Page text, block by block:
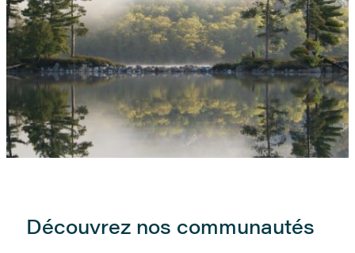
Découvrez nos communautés